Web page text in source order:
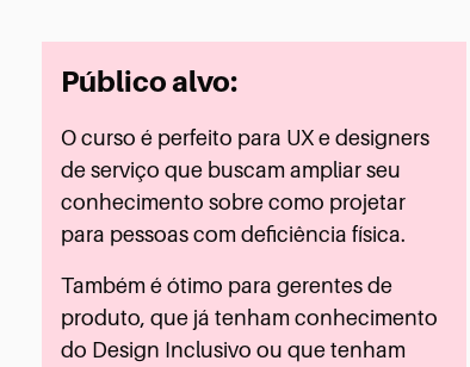
Público alvo:
O curso é perfeito para UX e designers
de serviço que buscam ampliar seu
conhecimento sobre como projetar
para pessoas com deficiência física.
Também é ótimo para gerentes de
produto, que já tenham conhecimento
do Design Inclusivo ou que tenham